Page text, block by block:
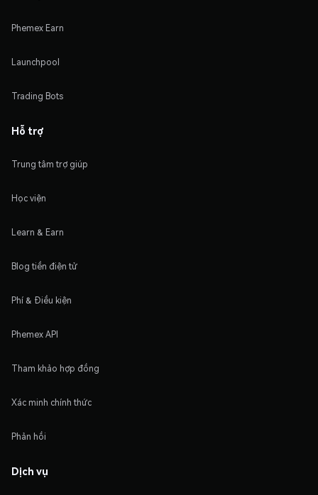
Phemex Earn
Launchpool
Trading Bots
Hỗ trợ
Trung tâm trợ giúp
Học viện
Learn & Earn
Blog tiền điện tử
Phí & Điều kiện
Phemex API
Tham khảo hợp đồng
Xác minh chính thức
Phản hồi
Dịch vụ